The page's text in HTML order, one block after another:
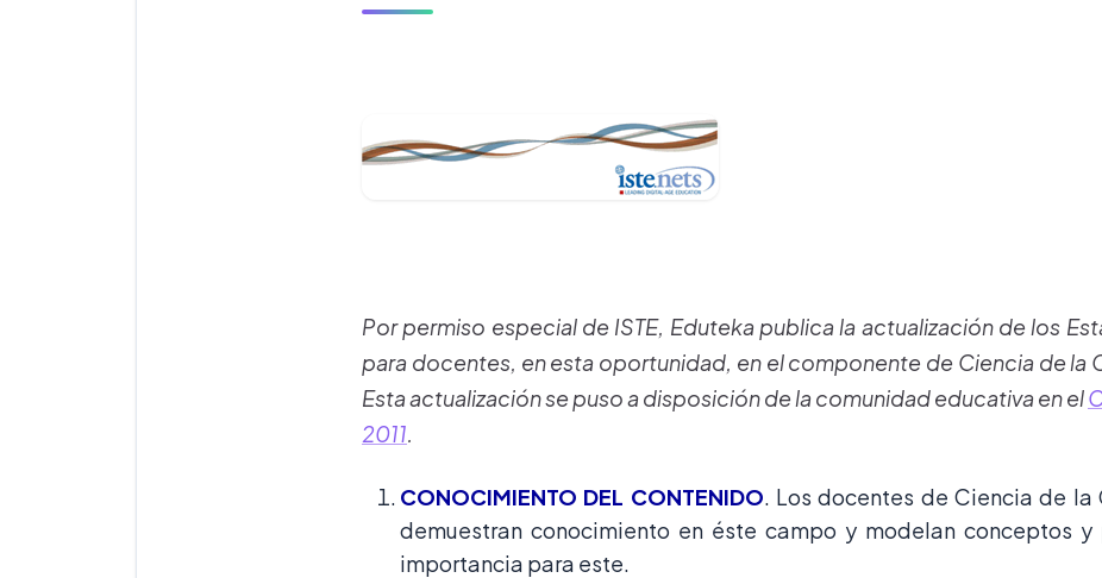
Por permiso especial de ISTE, Eduteka publica la actualización de los
para docentes, en esta oportunidad, en el componente de Ciencia de la
Esta actualización se puso a disposición de la comunidad educativa en el
2011.
CONOCIMIENTO DEL CONTENIDO. Los docentes de Ciencia de la
demuestran conocimiento en éste campo y modelan conceptos
importancia para este.